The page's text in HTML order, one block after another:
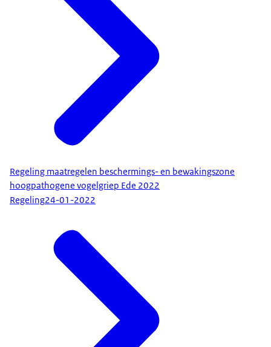
Regeling maatregelen beschermings- en bewakingszone
hoogpathogene vogelgriep Ede 2022
Regeling24-01-2022